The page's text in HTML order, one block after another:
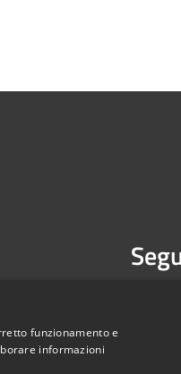
funzionamento e
informazioni